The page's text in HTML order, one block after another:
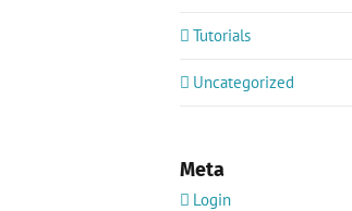
Tutorials
Uncategorized
Meta
Login